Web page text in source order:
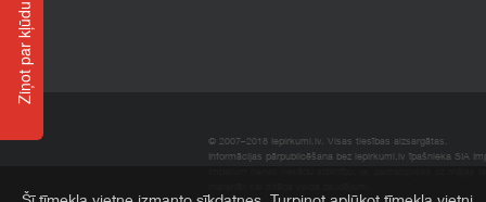
© 2007–2018 Iepirkumi.lv. Visas tiesības aizsargātas.
Informācijas pārpublicēšana bez iepirkumi.lv īpašnieka SIA
Ziņot par kļūdu